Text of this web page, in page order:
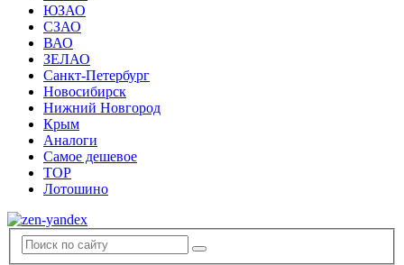
ЮЗАО
СЗАО
ВАО
ЗЕЛАО
Санкт-Петербург
Новосибирск
Нижний Новгород
Крым
Аналоги
Самое дешевое
TOP
Лотошино